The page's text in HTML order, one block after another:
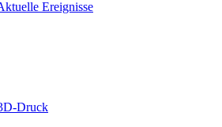
Ereignisse
Druck